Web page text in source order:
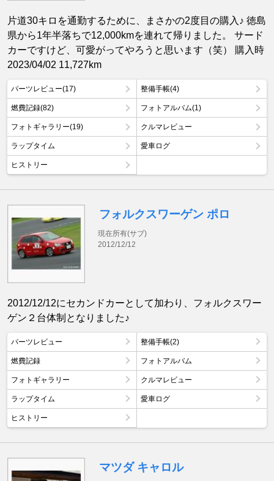
片道30キロを通勤するために、まさかの2度目の購入♪ 徳島
県から1年半落ちで12,000kmを連れて帰りました。 サード
カーですけど、可愛がってやろうと思います（笑） 購入時
2023/04/02 11,727km
パーツレビュー(17) 整備手帳(4)
燃費記録(82) フォトアルバム(1)
フォトギャラリー(19) クルマレビュー
ラップタイム 愛車ログ
ヒストリー
フォルクスワーゲン ポロ
現在所有(サブ)
2012/12/12
2012/12/12にセカンドカーとして加わり、フォルクスワー
ゲン２台体制となりました♪
パーツレビュー 整備手帳(2)
燃費記録 フォトアルバム
フォトギャラリー クルマレビュー
ラップタイム 愛車ログ
ヒストリー
マツダ キャロル